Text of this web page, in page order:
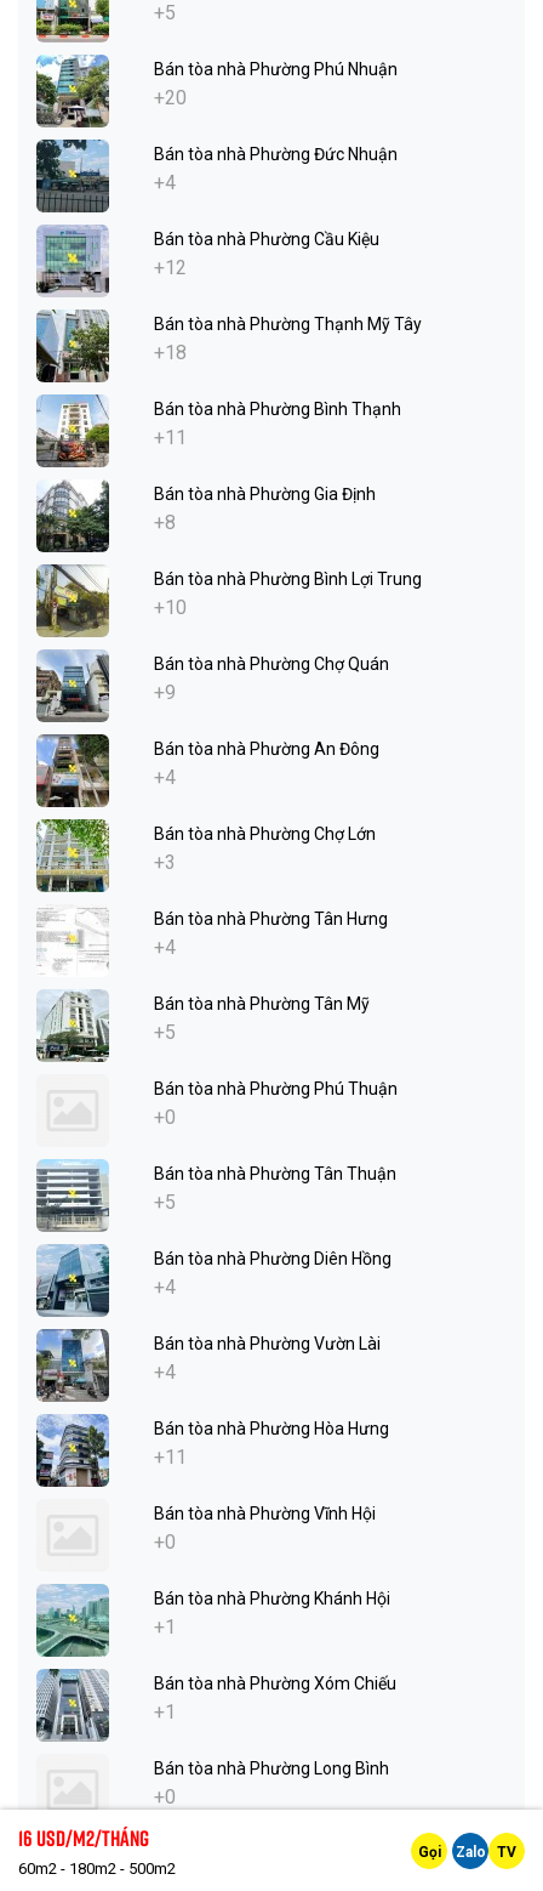
+5
Bán tòa nhà Phường Phú Nhuận
+20
Bán tòa nhà Phường Đức Nhuận
+4
Bán tòa nhà Phường Cầu Kiệu
+12
Bán tòa nhà Phường Thạnh Mỹ Tây
+18
Bán tòa nhà Phường Bình Thạnh
+11
Bán tòa nhà Phường Gia Định
+8
Bán tòa nhà Phường Bình Lợi Trung
+10
Bán tòa nhà Phường Chợ Quán
+9
Bán tòa nhà Phường An Đông
+4
Bán tòa nhà Phường Chợ Lớn
+3
Bán tòa nhà Phường Tân Hưng
+4
Bán tòa nhà Phường Tân Mỹ
+5
Bán tòa nhà Phường Phú Thuận
+0
Bán tòa nhà Phường Tân Thuận
+5
Bán tòa nhà Phường Diên Hồng
+4
Bán tòa nhà Phường Vườn Lài
+4
Bán tòa nhà Phường Hòa Hưng
+11
Bán tòa nhà Phường Vĩnh Hội
+0
Bán tòa nhà Phường Khánh Hội
+1
Bán tòa nhà Phường Xóm Chiếu
+1
Bán tòa nhà Phường Long Bình
+0
16 Usd/m2/tháng
60m2 - 180m2 - 500m2
Gọi Zalo TV